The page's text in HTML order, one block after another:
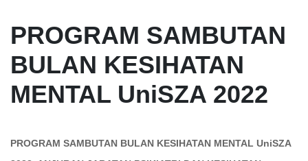
PROGRAM SAMBUTAN
BULAN KESIHATAN
MENTAL UniSZA 2022
PROGRAM SAMBUTAN BULAN KESIHATAN MENTAL UniSZA